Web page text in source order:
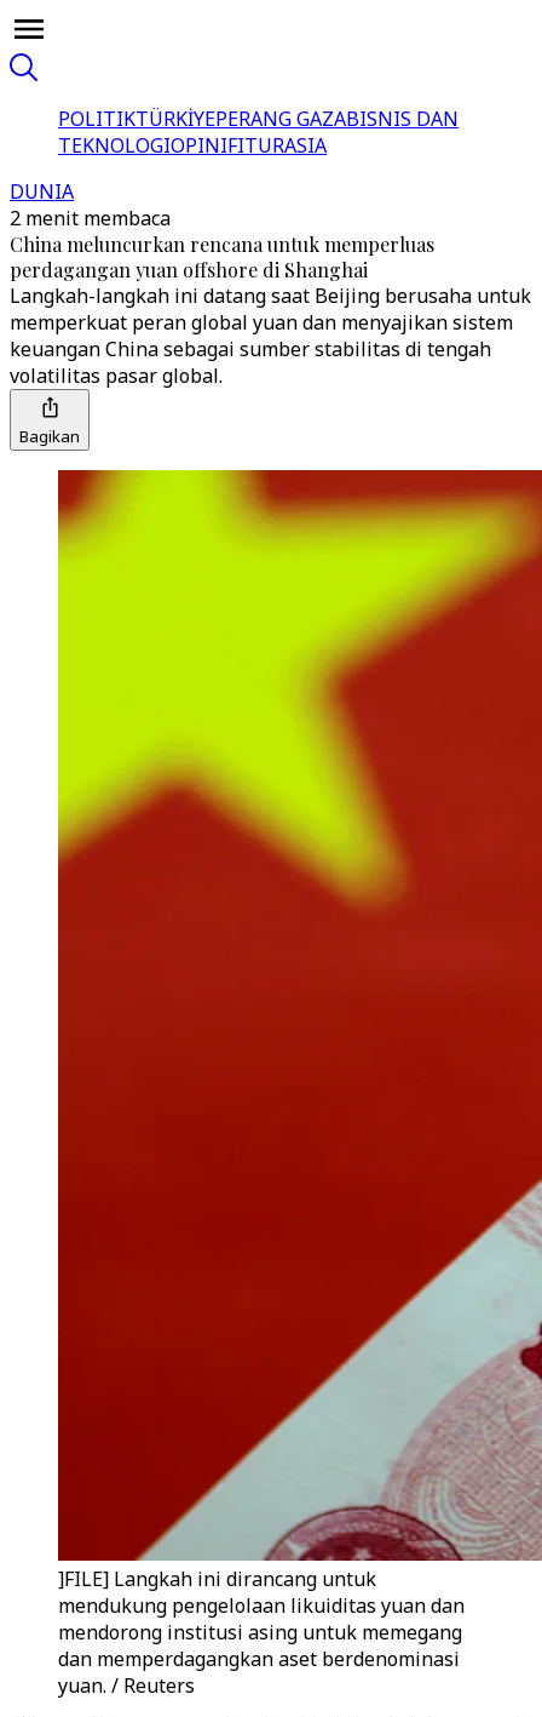
POLITIKTÜRKİYEPERANG GAZABISNIS DAN
TEKNOLOGIOPINIFITURASIA
DUNIA
2 menit membaca
China meluncurkan rencana untuk memperluas
perdagangan yuan offshore di Shanghai
Langkah-langkah ini datang saat Beijing berusaha untuk
memperkuat peran global yuan dan menyajikan sistem
keuangan China sebagai sumber stabilitas di tengah
volatilitas pasar global.
Bagikan
]FILE] Langkah ini dirancang untuk
mendukung pengelolaan likuiditas yuan dan
mendorong institusi asing untuk memegang
dan memperdagangkan aset berdenominasi
yuan. / Reuters